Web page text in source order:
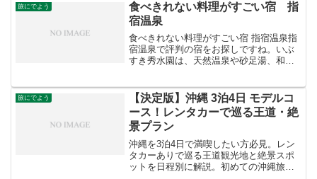
旅にでよう
食べきれない料理がすごい宿 指
宿温泉
食べきれない料理がすごい宿 指宿温泉指
宿温泉で評判の宿をお探しですね。いぶ
すき秀水園は、天然温泉や砂足湯、和風
った受賞歴のある和風会席料理が楽しめ
ると評判です。また、...
旅にでよう
【決定版】沖縄 3泊4日 モデルコ
ース！レンタカーで巡る王道・絶
景プラン
沖縄を3泊4日で満喫したい方必見。レン
タカーありで巡る王道観光地と絶景スポ
ットを日程別に解説。初めての沖縄旅行